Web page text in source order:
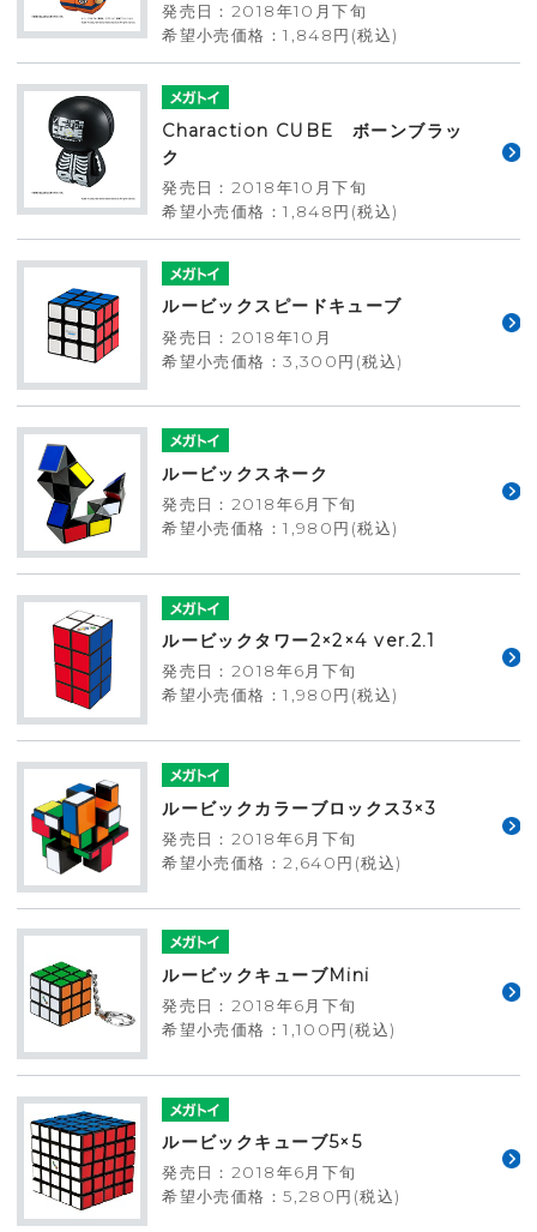
発売日：2018年10月下旬
希望小売価格：1,848円(税込)
Charaction CUBE ボーンブラッ
ク
発売日：2018年10月下旬
希望小売価格：1,848円(税込)
ルービックスピードキューブ
発売日：2018年10月
希望小売価格：3,300円(税込)
ルービックスネーク
発売日：2018年6月下旬
希望小売価格：1,980円(税込)
ルービックタワー2×2×4 ver.2.1
発売日：2018年6月下旬
希望小売価格：1,980円(税込)
ルービックカラーブロックス3×3
発売日：2018年6月下旬
希望小売価格：2,640円(税込)
ルービックキューブMini
発売日：2018年6月下旬
希望小売価格：1,100円(税込)
ルービックキューブ5×5
発売日：2018年6月下旬
希望小売価格：5,280円(税込)